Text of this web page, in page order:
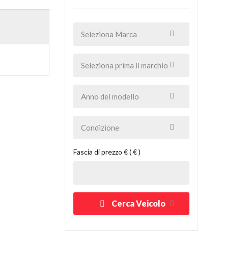
Fascia di prezzo € ( € )
Cerca Veicolo